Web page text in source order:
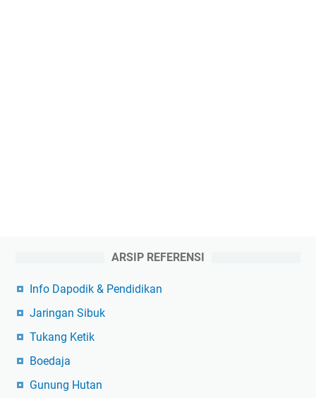
ARSIP REFERENSI
Info Dapodik & Pendidikan
Jaringan Sibuk
Tukang Ketik
Boedaja
Gunung Hutan